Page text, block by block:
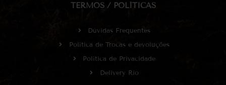
TERMOS / POLÍTICAS
Dúvidas Frequentes
Política de Trocas e devoluções
Política de Privacidade
Delivery Rio